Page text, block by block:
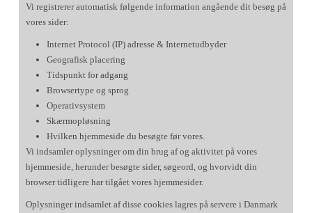
Vi registrerer automatisk følgende information angående dit besøg på
vores sider:
Internet Protocol (IP) adresse & Internetudbyder
Geografisk placering
Tidspunkt for adgang
Browsertype og sprog
Operativsystem
Skærmopløsning
Hvilken hjemmeside du besøgte før vores.
Vi indsamler oplysninger om din brug af og aktivitet på vores
hjemmeside, herunder besøgte sider, søgeord, og hvorvidt din
browser tidligere har tilgået vores hjemmesider.
Oplysninger indsamlet af disse cookies lagres på servere i Danmark